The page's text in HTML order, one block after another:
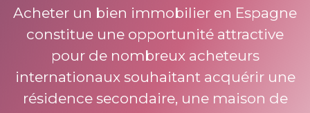
Acheter un bien immobilier en Espagne
constitue une opportunité attractive
pour de nombreux acheteurs
internationaux souhaitant acquérir une
résidence secondaire, une maison de